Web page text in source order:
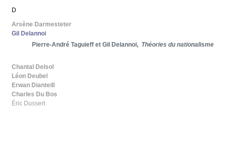
D
Arsène Darmesteter
Gil Delannoi
Pierre-André Taguieff et Gil Delannoi, Théories du nationalisme
Chantal Delsol
Léon Deubel
Erwan Dianteill
Charles Du Bos
Éric Dussert